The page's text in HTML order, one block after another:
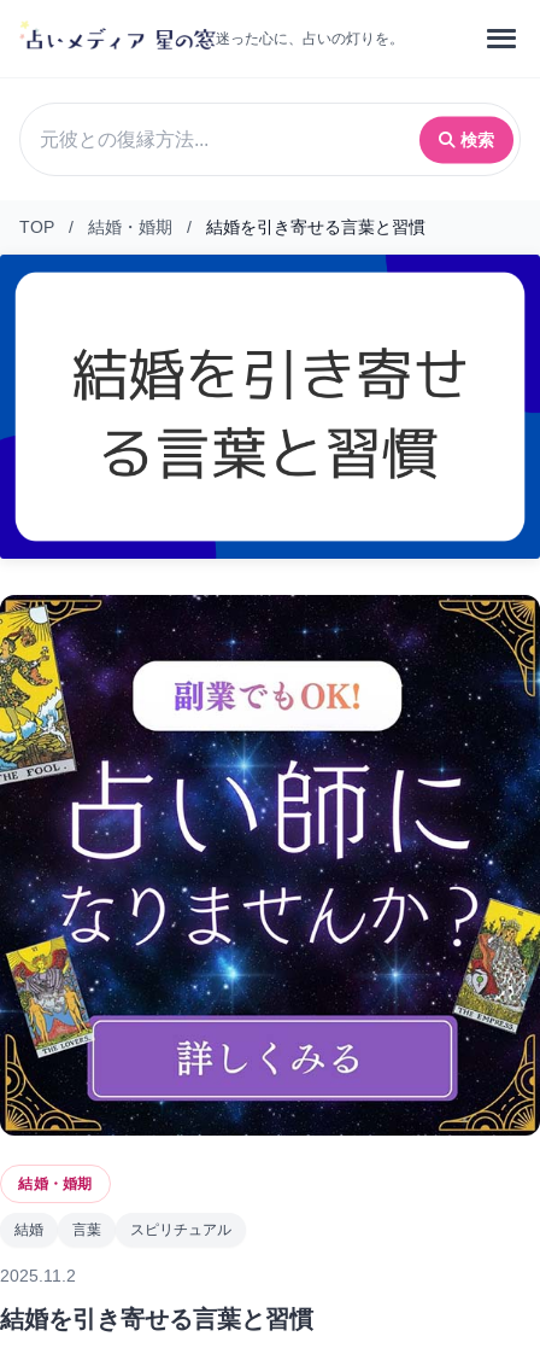
迷った心に、占いの灯りを。
検索
TOP / 結婚・婚期 / 結婚を引き寄せる言葉と習慣
結婚・婚期
結婚 言葉 スピリチュアル
2025.11.2
結婚を引き寄せる言葉と習慣